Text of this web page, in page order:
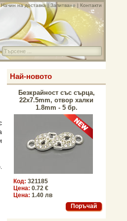
Начин на доставка|Запитване | Контакти
Най-новото
Безкрайност със сърца,
22x7.5mm, отвор халки
1.8mm - 5 бр.
Код: 321185
Цена: 0.72 €
Цена: 1.40 лв